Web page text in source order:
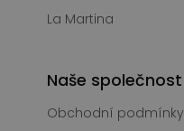
La Martina
Naše společnost
Obchodní podmínky